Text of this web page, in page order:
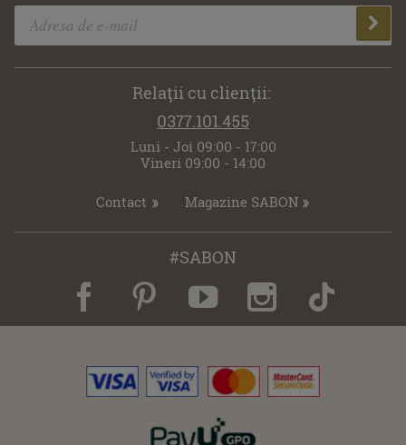
Relaţii cu clienţii:
0377.101.455
Luni - Joi 09:00 - 17:00
Vineri 09:00 - 14:00
Contact Magazine SABON
#SABON